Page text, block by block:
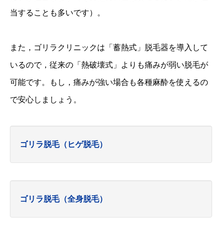
当することも多いです）。
また，ゴリラクリニックは「蓄熱式」脱毛器を導入して
いるので，従来の「熱破壊式」よりも痛みが弱い脱毛が
可能です。もし，痛みが強い場合も各種麻酔を使えるの
で安心しましょう。
ゴリラ脱毛（ヒゲ脱毛）
ゴリラ脱毛（全身脱毛）